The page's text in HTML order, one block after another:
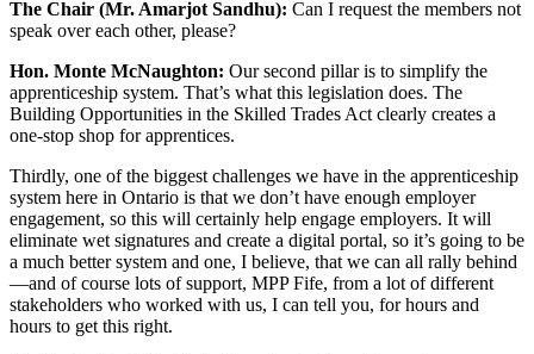
The Chair (Mr. Amarjot Sandhu): Can I request the members not
speak over each other, please?
Hon. Monte McNaughton: Our second pillar is to simplify the
apprenticeship system. That’s what this legislation does. The
Building Opportunities in the Skilled Trades Act clearly creates a
one-stop shop for apprentices.
Thirdly, one of the biggest challenges we have in the apprenticeship
system here in Ontario is that we don’t have enough employer
engagement, so this will certainly help engage employers. It will
eliminate wet signatures and create a digital portal, so it’s going to be
a much better system and one, I believe, that we can all rally behind
—and of course lots of support, MPP Fife, from a lot of different
stakeholders who worked with us, I can tell you, for hours and
hours to get this right.